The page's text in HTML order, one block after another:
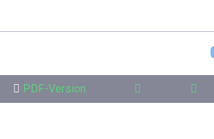
PDF-Version